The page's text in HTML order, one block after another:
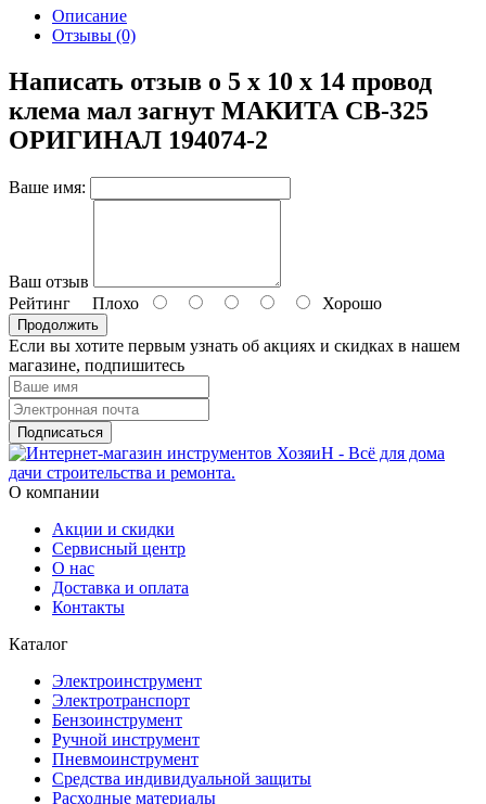
Описание
Отзывы (0)
Написать отзыв о 5 х 10 х 14 провод
клема мал загнут МАКИТА CB-325
ОРИГИНАЛ 194074-2
Ваше имя:
Ваш отзыв
Рейтинг Плохо Хорошо
Продолжить
Если вы хотите первым узнать об акциях и скидках в нашем
магазине, подпишитесь
Подписаться
О компании
Акции и скидки
Сервисный центр
О нас
Доставка и оплата
Контакты
Каталог
Электроинструмент
Электротранспорт
Бензоинструмент
Ручной инструмент
Пневмоинструмент
Средства индивидуальной защиты
Расходные материалы